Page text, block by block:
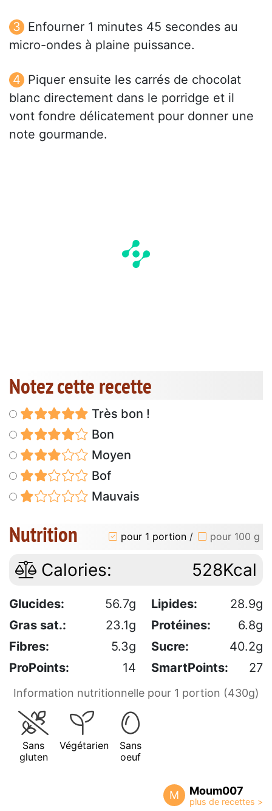
Enfourner 1 minutes 45 secondes au
micro-ondes à plaine puissance.
Piquer ensuite les carrés de chocolat
blanc directement dans le porridge et il
vont fondre délicatement pour donner une
note gourmande.
Notez cette recette
Très bon !
Bon
Moyen
Bof
Mauvais
Nutrition pour 1 portion / pour 100 g
Calories: 528Kcal
Glucides: 56.7g Lipides:
28.9g
Gras sat.:
23.1g Protéines:
6.8g
Fibres:
5.3g Sucre:
40.2g
ProPoints:
14 SmartPoints: 27
Information nutritionnelle pour 1 portion (430g)
Sans
gluten
Végétarien
Sans
oeuf
M Moum007